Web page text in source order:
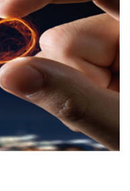
股票募资不超过20亿
及补充流动资金。其
行股份金额不低于5亿
数涨0.07%，道指涨
，闪迪跌超12%，西
没有可回收航空发动机